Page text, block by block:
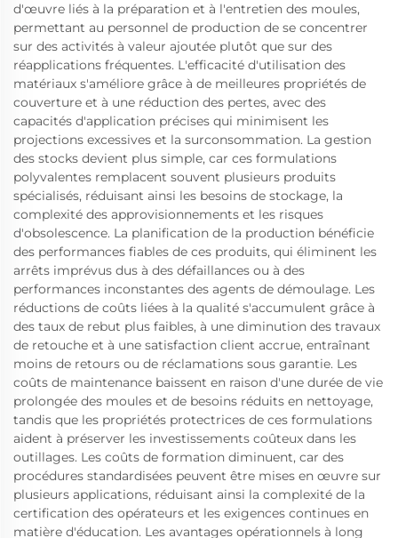
d'œuvre liés à la préparation et à l'entretien des moules,
permettant au personnel de production de se concentrer
sur des activités à valeur ajoutée plutôt que sur des
réapplications fréquentes. L'efficacité d'utilisation des
matériaux s'améliore grâce à de meilleures propriétés de
couverture et à une réduction des pertes, avec des
capacités d'application précises qui minimisent les
projections excessives et la surconsommation. La gestion
des stocks devient plus simple, car ces formulations
polyvalentes remplacent souvent plusieurs produits
spécialisés, réduisant ainsi les besoins de stockage, la
complexité des approvisionnements et les risques
d'obsolescence. La planification de la production bénéficie
des performances fiables de ces produits, qui éliminent les
arrêts imprévus dus à des défaillances ou à des
performances inconstantes des agents de démoulage. Les
réductions de coûts liées à la qualité s'accumulent grâce à
des taux de rebut plus faibles, à une diminution des travaux
de retouche et à une satisfaction client accrue, entraînant
moins de retours ou de réclamations sous garantie. Les
coûts de maintenance baissent en raison d'une durée de vie
prolongée des moules et de besoins réduits en nettoyage,
tandis que les propriétés protectrices de ces formulations
aident à préserver les investissements coûteux dans les
outillages. Les coûts de formation diminuent, car des
procédures standardisées peuvent être mises en œuvre sur
plusieurs applications, réduisant ainsi la complexité de la
certification des opérateurs et les exigences continues en
matière d'éducation. Les avantages opérationnels à long